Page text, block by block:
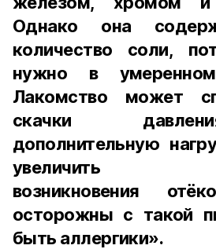
Однако она
количество соли,
нужно в умеренном
Лакомство может
скачки
дополнительную
увеличить
возникновения
осторожны с такой
быть аллергики».